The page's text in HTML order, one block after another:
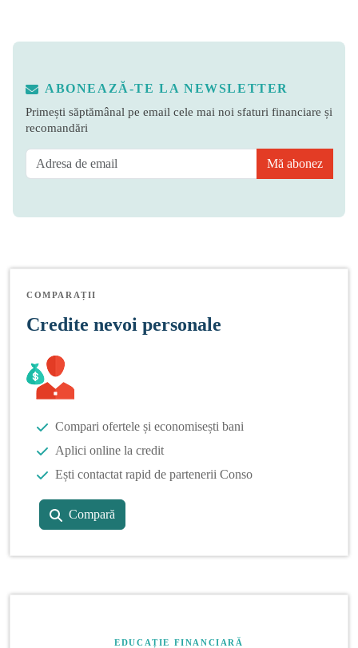
ABONEAZĂ-TE LA NEWSLETTER
Primești săptămânal pe email cele mai noi sfaturi financiare și
recomandări
Mă abonez
COMPARAȚII
Credite nevoi personale
Compari ofertele și economisești bani
Aplici online la credit
Ești contactat rapid de partenerii Conso
Compară
EDUCAȚIE FINANCIARĂ